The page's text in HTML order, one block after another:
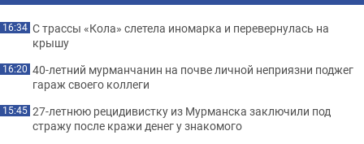
16:34 С трассы «Кола» слетела иномарка и перевернулась на
крышу
16:20 40-летний мурманчанин на почве личной неприязни поджег
гараж своего коллеги
15:45 27-летнюю рецидивистку из Мурманска заключили под
стражу после кражи денег у знакомого